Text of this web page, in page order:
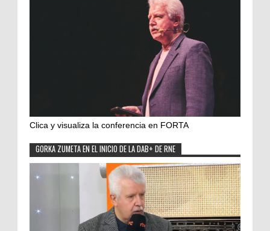
Clica y visualiza la conferencia en FORTA
GORKA ZUMETA EN EL INICIO DE LA DAB+ DE RNE